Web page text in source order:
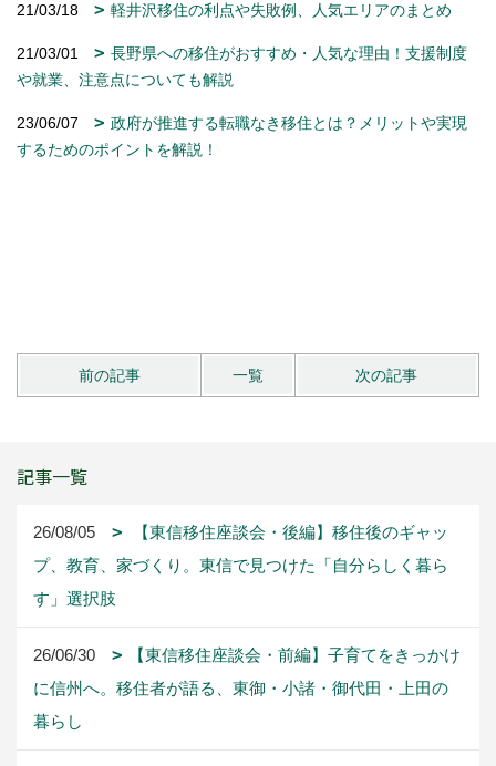
21/03/18 軽井沢移住の利点や失敗例、人気エリアのまとめ
21/03/01
長野県への移住がおすすめ・人気な理由！支援制度
や就業、注意点についても解説
23/06/07
政府が推進する転職なき移住とは？メリットや実現
するためのポイントを解説！
前の記事 一覧 次の記事
記事一覧
26/08/05
【東信移住座談会・後編】移住後のギャッ
プ、教育、家づくり。東信で見つけた「自分らしく暮ら
す」選択肢
26/06/30
【東信移住座談会・前編】子育てをきっかけ
に信州へ。移住者が語る、東御・小諸・御代田・上田の
暮らし